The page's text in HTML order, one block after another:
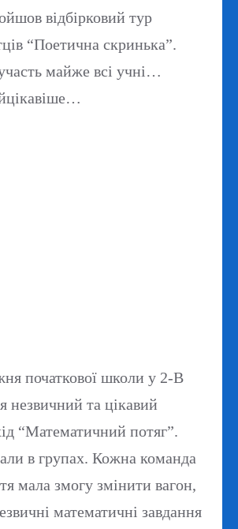
відбірковий тур
“Поетична скринька”.
майже всі учні…
початкової школи у 2-В
незвичний та цікавий
“Математичний потяг”.
в групах. Кожна команда
мала змогу змінити вагон,
математичні завдання